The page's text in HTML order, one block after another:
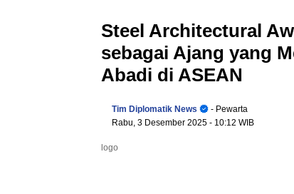
Steel Architectural
sebagai Ajang yang
Abadi di ASEAN
Tim Diplomatik News
- Pewarta
Rabu, 3 Desember 2025 - 10:12 WIB
logo